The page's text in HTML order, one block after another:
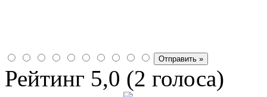
Рейтинг 5,0 (2 голоса)